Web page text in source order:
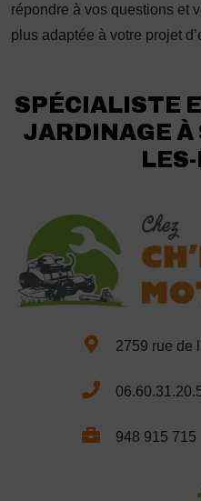
répondre à vos questions et
plus adaptée à votre projet
SPÉCIALISTE
JARDINAGE
2759 rue de
948 915 715